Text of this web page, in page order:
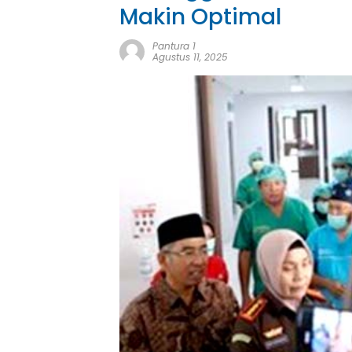
Makin Optimal
Pantura 1
Agustus 11, 2025